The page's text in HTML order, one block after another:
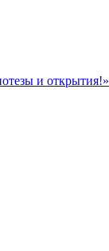
и открытия!»